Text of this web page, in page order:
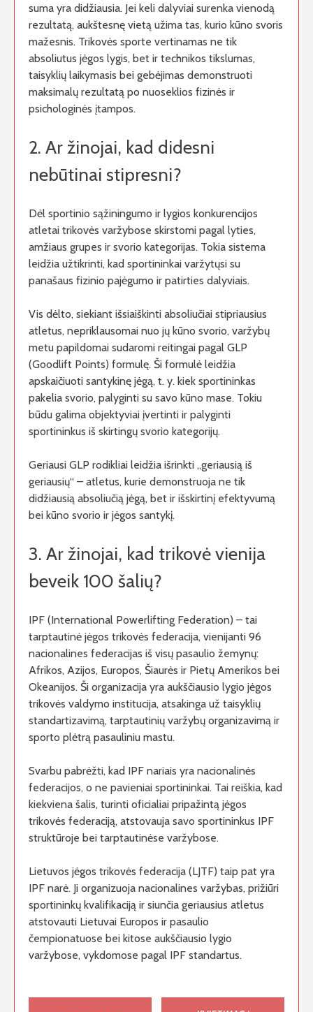
suma yra didžiausia. Jei keli dalyviai surenka vienodą
rezultatą, aukštesnę vietą užima tas, kurio kūno svoris
mažesnis. Trikovės sporte vertinamas ne tik
absoliutus jėgos lygis, bet ir technikos tikslumas,
taisyklių laikymasis bei gebėjimas demonstruoti
maksimalų rezultatą po nuoseklios fizinės ir
psichologinės įtampos.
2. Ar žinojai, kad didesni
nebūtinai stipresni?
Dėl sportinio sąžiningumo ir lygios konkurencijos
atletai trikovės varžybose skirstomi pagal lyties,
amžiaus grupes ir svorio kategorijas. Tokia sistema
leidžia užtikrinti, kad sportininkai varžytųsi su
panašaus fizinio pajėgumo ir patirties dalyviais.
Vis dėlto, siekiant išsiaiškinti absoliučiai stipriausius
atletus, nepriklausomai nuo jų kūno svorio, varžybų
metu papildomai sudaromi reitingai pagal GLP
(Goodlift Points) formulę. Ši formulė leidžia
apskaičiuoti santykinę jėgą, t. y. kiek sportininkas
pakelia svorio, palyginti su savo kūno mase. Tokiu
būdu galima objektyviai įvertinti ir palyginti
sportininkus iš skirtingų svorio kategorijų.
Geriausi GLP rodikliai leidžia išrinkti „geriausią iš
geriausių“ – atletus, kurie demonstruoja ne tik
didžiausią absoliučią jėgą, bet ir išskirtinį efektyvumą
bei kūno svorio ir jėgos santykį.
3. Ar žinojai, kad trikovė vienija
beveik 100 šalių?
IPF (International Powerlifting Federation) – tai
tarptautinė jėgos trikovės federacija, vienijanti 96
nacionalines federacijas iš visų pasaulio žemynų:
Afrikos, Azijos, Europos, Šiaurės ir Pietų Amerikos bei
Okeanijos. Ši organizacija yra aukščiausio lygio jėgos
trikovės valdymo institucija, atsakinga už taisyklių
standartizavimą, tarptautinių varžybų organizavimą ir
sporto plėtrą pasauliniu mastu.
Svarbu pabrėžti, kad IPF nariais yra nacionalinės
federacijos, o ne pavieniai sportininkai. Tai reiškia, kad
kiekviena šalis, turinti oficialiai pripažintą jėgos
trikovės federaciją, atstovauja savo sportininkus IPF
struktūroje bei tarptautinėse varžybose.
Lietuvos jėgos trikovės federacija (LJTF) taip pat yra
IPF narė. Ji organizuoja nacionalines varžybas, prižiūri
sportininkų kvalifikaciją ir siunčia geriausius atletus
atstovauti Lietuvai Europos ir pasaulio
čempionatuose bei kitose aukščiausio lygio
varžybose, vykdomose pagal IPF standartus.